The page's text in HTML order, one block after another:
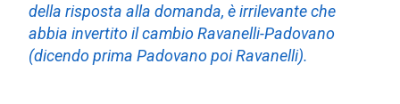
della risposta alla domanda, è irrilevante che
abbia invertito il cambio Ravanelli-Padovano
(dicendo prima Padovano poi Ravanelli).